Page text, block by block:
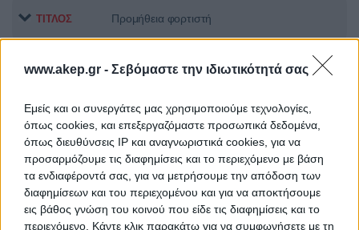
www.akep.gr - Σεβόμαστε την ιδιωτικότητά σας
Εμείς και οι συνεργάτες μας χρησιμοποιούμε τεχνολογίες,
όπως cookies, και επεξεργαζόμαστε προσωπικά δεδομένα,
όπως διευθύνσεις IP και αναγνωριστικά cookies, για να
προσαρμόζουμε τις διαφημίσεις και το περιεχόμενο με βάση
τα ενδιαφέροντά σας, για να μετρήσουμε την απόδοση των
διαφημίσεων και του περιεχομένου και για να αποκτήσουμε
εις βάθος γνώση του κοινού που είδε τις διαφημίσεις και το
περιεχόμενο. Κάντε κλικ παρακάτω για να συμφωνήσετε με τη
ΤΙΤΛΟΣ Προμήθεια φορτιστή
ΤΙΤΛΟΣ
Προμήθεια Εκπαιδευτικού και
Εργαστηριακού Εξοπλισμού των
εννέα Σχολών του ΕΜΠ»